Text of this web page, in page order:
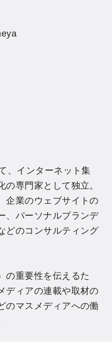
、インターネット集
専門家として独立。
企業のウェブサイトの
、パーソナルブランデ
どのコンサルティング
の重要性を伝えるた
ディアの連載や取材の
のマスメディアへの働